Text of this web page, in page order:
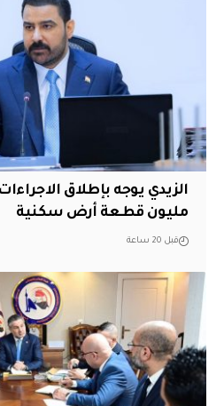
الزيدي يوجه بإطلاق
مليون قطعة أرض سكنية
قبل 20 ساعة